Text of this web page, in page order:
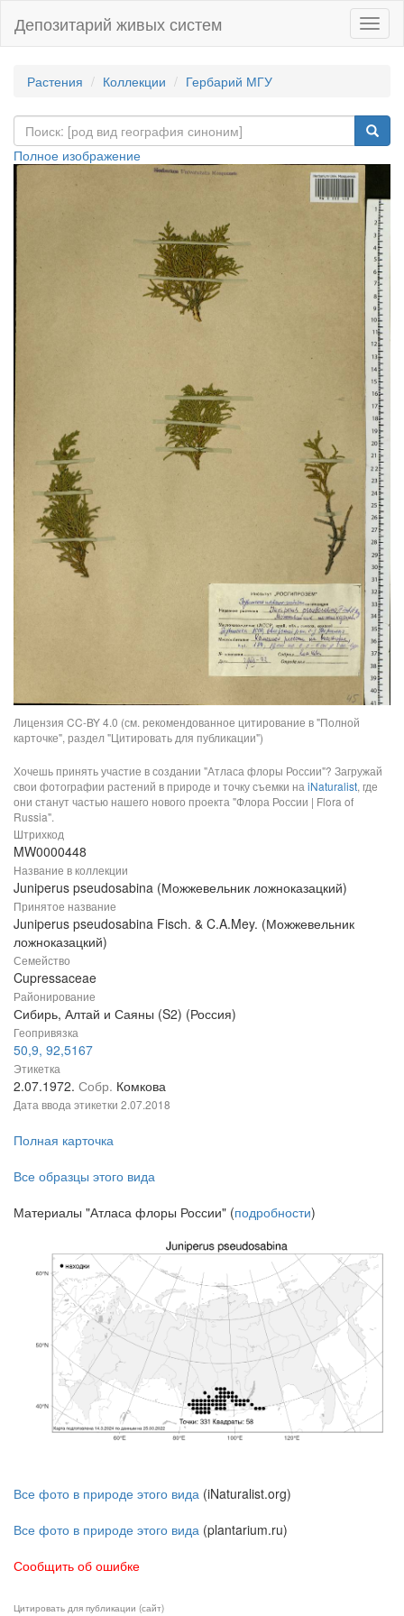
Депозитарий живых систем
Растения Коллекции Гербарий МГУ
Полное изображение
Лицензия CC-BY 4.0 (см. рекомендованное цитирование в "Полной
карточке", раздел "Цитировать для публикации")
Хочешь принять участие в создании "Атласа флоры России"? Загружай
свои фотографии растений в природе и точку съемки наiNaturalist, где
они станут частью нашего нового проекта "Флора России | Flora of
Russia".
Штрихкод
MW0000448
Название в коллекции
Juniperus pseudosabina (Можжевельник ложноказацкий)
Принятое название
Juniperus pseudosabina Fisch. & C.A.Mey. (Можжевельник
ложноказацкий)
Семейство
Cupressaceae
Районирование
Сибирь, Алтай и Саяны (S2) (Россия)
Геопривязка
50,9, 92,5167
Этикетка
2.07.1972. Собр. Комкова
Дата ввода этикетки 2.07.2018
Полная карточка
Все образцы этого вида
Материалы "Атласа флоры России" (подробности)
Все фото в природе этого вида (iNaturalist.org)
Все фото в природе этого вида (plantarium.ru)
Сообщить об ошибке
Цитировать для публикации (сайт)